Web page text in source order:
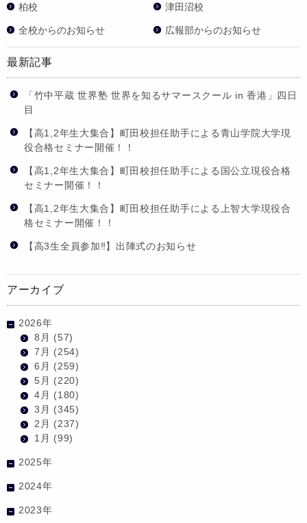
柏校 津田沼校
全校からのお知らせ 広報部からのお知らせ
最新記事
「竹中平蔵 世界塾 世界を知るサマースクール in 香港」四日
目
【高1,2年生大集合】町田校担任助手による青山学院大学現
役合格セミナー開催！！
【高1,2年生大集合】町田校担任助手による国公立現役合格
セミナー開催！！
【高1,2年生大集合】町田校担任助手による上智大学現役合
格セミナー開催！！
【高3生全員参加‼】出陣式のお知らせ
アーカイブ
2026年
8月 (57)
7月 (254)
6月 (259)
5月 (220)
4月 (180)
3月 (345)
2月 (237)
1月 (99)
2025年
2024年
2023年